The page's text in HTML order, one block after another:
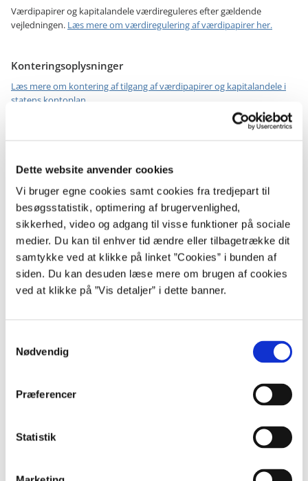
Dette website anvender cookies
Vi bruger egne cookies samt cookies fra tredjepart til
besøgsstatistik, optimering af brugervenlighed,
sikkerhed, video og adgang til visse funktioner på sociale
medier. Du kan til enhver tid ændre eller tilbagetrække dit
samtykke ved at klikke på linket ”Cookies” i bunden af
siden. Du kan desuden læse mere om brugen af cookies
ved at klikke på ”Vis detaljer” i dette banner.
Nødvendig
Præferencer
Statistik
Værdipapirer og kapitalandele værdireguleres efter gældende
vejledningen. Læs mere om værdiregulering af værdipapirer her.
Konteringsoplysninger
Læs mere om kontering af tilgang af værdipapirer og kapitalandele i
statens kontoplan
Læs mere om kontering af afgang af værdipapirer og kapitalandele i
Økonomisk Administrativ Vejledning
ØAV er en samling af alle Finansministeriets bevillings- og
regnskabsregler samt Statens kontoplan.
Relevant lovgivning
Relevante vejledninger